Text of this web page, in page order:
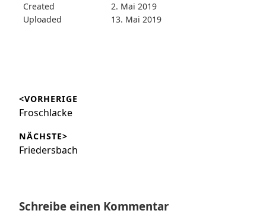
Created
2. Mai 2019
Uploaded
13. Mai 2019
<VORHERIGE
Vorheriger
Froschlacke
NÄCHSTE>
Nächster
Friedersbach
Schreibe einen Kommentar